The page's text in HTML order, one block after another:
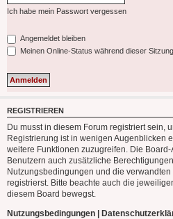
Ich habe mein Passwort vergessen
Angemeldet bleiben
Meinen Online-Status während dieser
REGISTRIEREN
Du musst in diesem Forum registriert sein,
Registrierung ist in wenigen Augenblicken
weitere Funktionen zuzugreifen. Die
Benutzern auch zusätzliche
Nutzungsbedingungen und die
registrierst. Bitte beachte auch die
diesem Board bewegst.
Nutzungsbedingungen |